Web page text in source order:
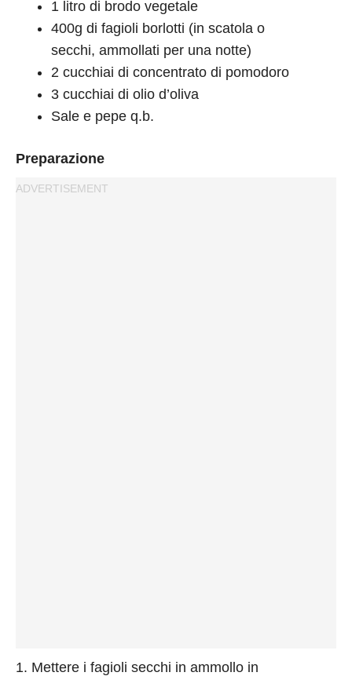
1 litro di brodo vegetale
400g di fagioli borlotti (in scatola o
secchi, ammollati per una notte)
2 cucchiai di concentrato di pomodoro
3 cucchiai di olio d’oliva
Sale e pepe q.b.
Preparazione
Mettere i fagioli secchi in ammollo in